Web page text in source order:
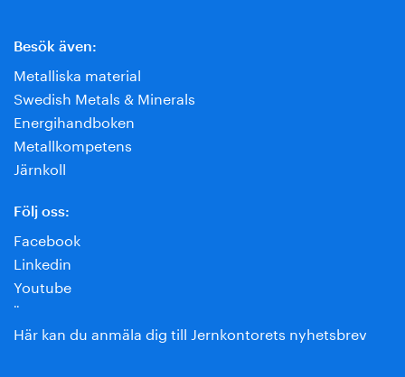
Besök även:
Metalliska material
Swedish Metals & Minerals
Energihandboken
Metallkompetens
Järnkoll
Följ oss:
Facebook
Linkedin
Youtube
¨
Här kan du anmäla dig till Jernkontorets nyhetsbrev